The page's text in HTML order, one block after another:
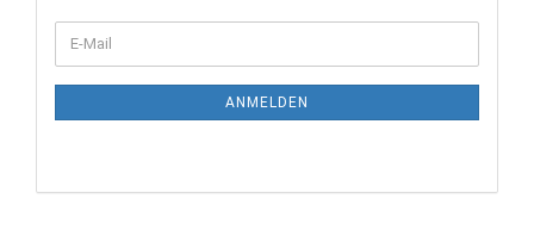
ZUR
NEWSLETTER-
E-
Mail
ANMELDEN